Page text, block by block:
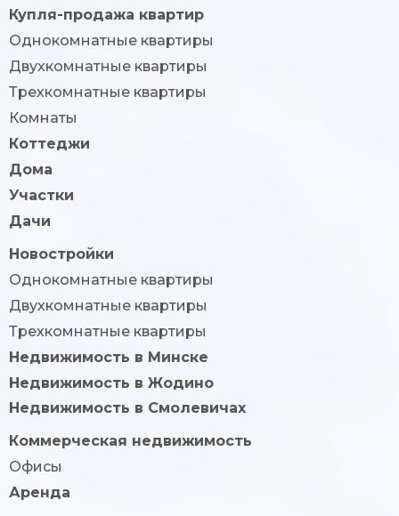
Купля-продажа квартир
Однокомнатные квартиры
Двухкомнатные квартиры
Трехкомнатные квартиры
Комнаты
Коттеджи
Дома
Участки
Дачи
Новостройки
Однокомнатные квартиры
Двухкомнатные квартиры
Трехкомнатные квартиры
Недвижимость в Минске
Недвижимость в Жодино
Недвижимость в Смолевичах
Коммерческая недвижимость
Офисы
Аренда